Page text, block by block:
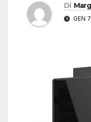
Di
GEN